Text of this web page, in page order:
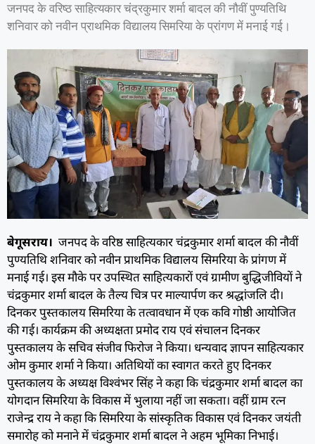
जनपद के वरिष्ठ साहित्यकार चंद्रकुमार शर्मा बादल की नौवीं पुण्यतिथि
शनिवार को नवीन प्राथमिक विद्यालय सिमरिया के प्रांगण में मनाई गई।
बेगूसराय। जनपद के वरिष्ठ साहित्यकार चंद्रकुमार शर्मा बादल की नौवीं
पुण्यतिथि शनिवार को नवीन प्राथमिक विद्यालय सिमरिया के प्रांगण में
मनाई गई। इस मौके पर उपस्थित साहित्यकारों एवं ग्रामीण बुद्धिजीवियों ने
चंद्रकुमार शर्मा बादल के तैल्य चित्र पर माल्यार्पण कर श्रद्धांजलि दी।
दिनकर पुस्तकालय सिमरिया के तत्वावधान में एक कवि गोष्ठी आयोजित
की गई। कार्यक्रम की अध्यक्षता प्रमोद राय एवं संचालन दिनकर
पुस्तकालय के सचिव संजीव फिरोज ने किया। धन्यवाद ज्ञापन साहित्यकार
ओम कुमार शर्मा ने किया। अतिथियों का स्वागत करते हुए दिनकर
पुस्तकालय के अध्यक्ष विश्वंभर सिंह ने कहा कि चंद्रकुमार शर्मा बादल का
योगदान सिमरिया के विकास में भुलाया नहीं जा सकता। वहीं ग्राम रत्न
राजेन्द्र राय ने कहा कि सिमरिया के सांस्कृतिक विकास एवं दिनकर जयंती
समारोह को मनाने में चंद्रकुमार शर्मा बादल ने अहम भूमिका निभाई।